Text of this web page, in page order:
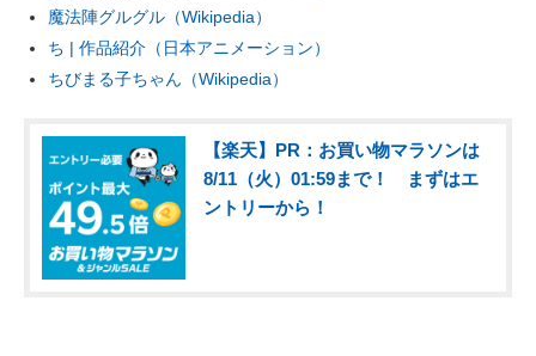
魔法陣グルグル（Wikipedia）
ち | 作品紹介（日本アニメーション）
ちびまる子ちゃん（Wikipedia）
【楽天】PR：お買い物マラソンは
8/11（火）01:59まで！ まずはエ
ントリーから！